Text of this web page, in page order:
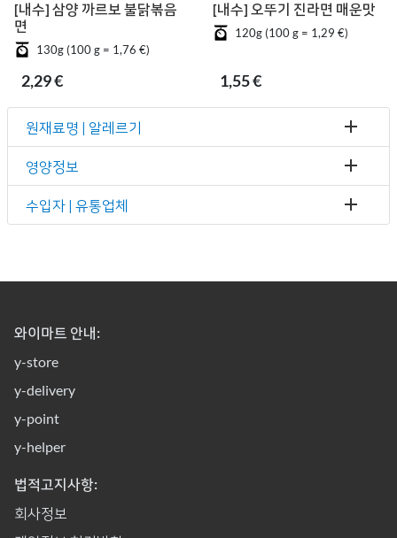
[내수] 삼양 까르보 불닭볶음
면
130g (100 g = 1,76 €)
2,29 €
[내수] 오뚜기 진라면 매운맛
120g (100 g = 1,29 €)
1,55 €
원재료명 | 알레르기
영양정보
수입자 | 유통업체
와이마트 안내:
y-store
y-delivery
y-point
y-helper
법적고지사항:
회사정보